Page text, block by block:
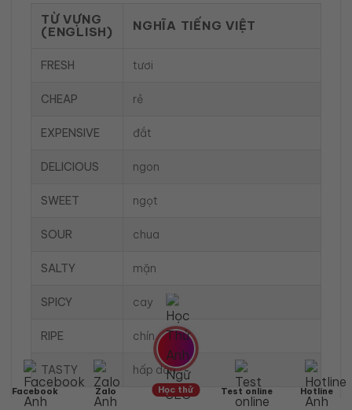
TỪ VỰNG
(ENGLISH)
NGHĨA TIẾNG VIỆT
FRESH tươi
CHEAP rẻ
EXPENSIVE đắt
DELICIOUS ngon
SWEET ngọt
SOUR chua
SALTY mặn
SPICY cay
RIPE chín
TASTY hấp dẫn
Facebook Zalo Học thử Test online Hotline